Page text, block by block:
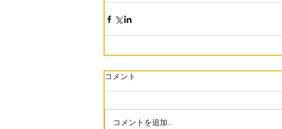
コメント
コメントを追加…